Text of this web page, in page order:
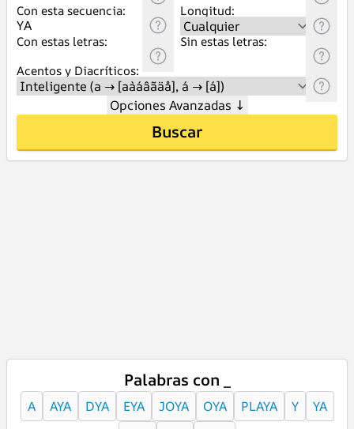
Con esta secuencia:
Longitud:
Con estas letras:
Sin estas letras:
Acentos y Diacríticos:
Opciones Avanzadas ↓
Buscar
Palabras con _
A AYA DYA EYA JOYA OYA PLAYA Y
YA